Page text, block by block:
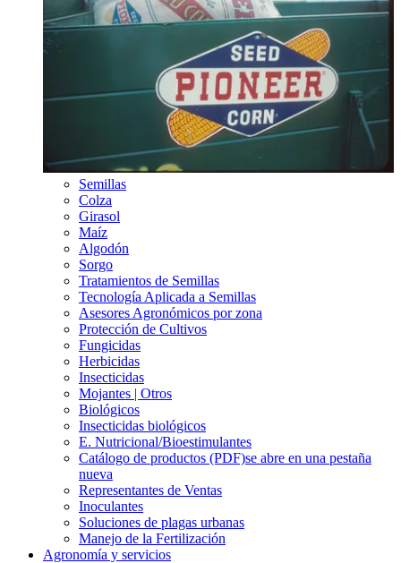
Semillas
Colza
Girasol
Maíz
Algodón
Sorgo
Tratamientos de Semillas
Tecnología Aplicada a Semillas
Asesores Agronómicos por zona
Protección de Cultivos
Fungicidas
Herbicidas
Insecticidas
Mojantes | Otros
Biológicos
Insecticidas biológicos
E. Nutricional/Bioestimulantes
Catálogo de productos (PDF)se abre en una pestaña
nueva
Representantes de Ventas
Inoculantes
Soluciones de plagas urbanas
Manejo de la Fertilización
Agronomía y servicios